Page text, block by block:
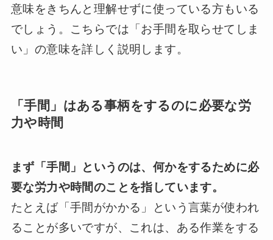
意味をきちんと理解せずに使っている方もいる
でしょう。こちらでは「お手間を取らせてしま
い」の意味を詳しく説明します。
「手間」はある事柄をするのに必要な労
力や時間
まず「手間」というのは、何かをするために必
要な労力や時間のことを指しています。
たとえば「手間がかかる」という言葉が使われ
ることが多いですが、これは、ある作業をする